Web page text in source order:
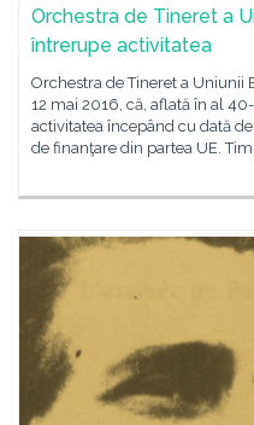
Orchestra de Tineret a
întrerupe activitatea
Orchestra de Tineret a Uniunii
12 mai 2016, că, aflată în al
activitatea începând cu dată
de finanţare din partea UE.